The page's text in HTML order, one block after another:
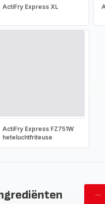
ActiFry Express XL
ActiFry Express FZ751W
heteluchtfriteuse